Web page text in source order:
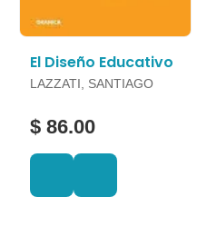
El Diseño Educativo
LAZZATI, SANTIAGO
$ 86.00